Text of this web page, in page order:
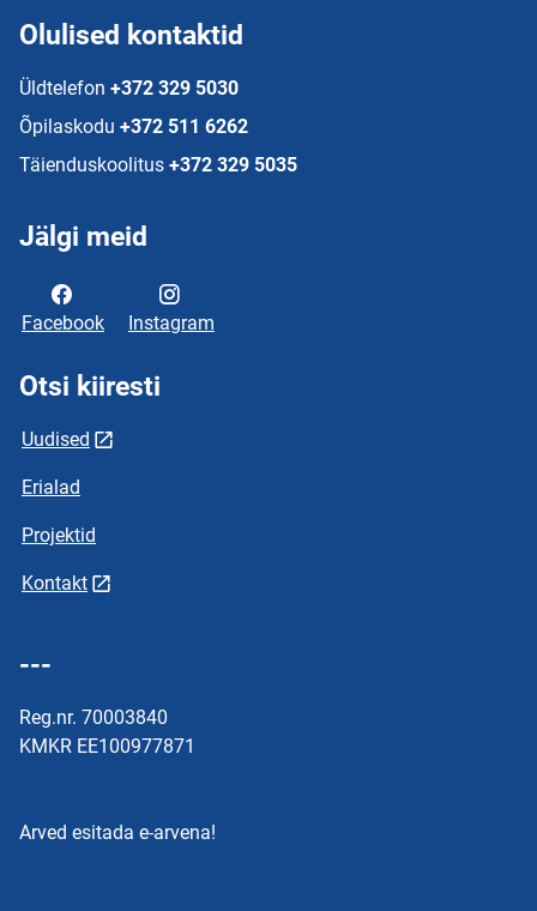
Olulised kontaktid
Üldtelefon +372 329 5030
Õpilaskodu +372 511 6262
Täienduskoolitus +372 329 5035
Jälgi meid
Facebook Instagram
Otsi kiiresti
Uudised
Erialad
Projektid
Kontakt
---
Reg.nr. 70003840
KMKR EE100977871
Arved esitada e-arvena!